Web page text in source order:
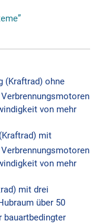
(Kraftrad) ohne
von mehr
mit
von mehr
mit drei
über 50
bauartbedingter